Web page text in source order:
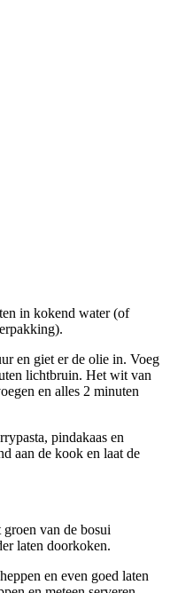
in kokend water (of
en giet er de olie in. Voeg
lichtbruin. Het wit van
en alles 2 minuten
pindakaas en
aan de kook en laat de
van de bosui
laten doorkoken.
en even goed laten